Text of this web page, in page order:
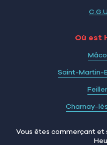
C.G.U.
Où est
Saint-Martin-
Charnay-
Vous êtes commerçant et